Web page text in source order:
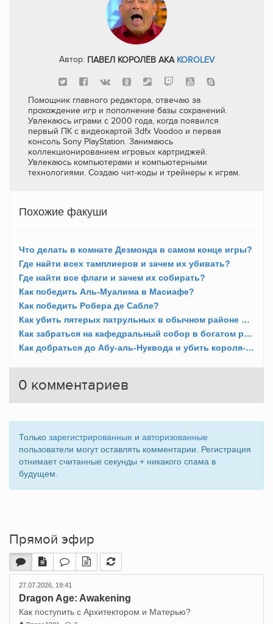
Автор: ПАВЕЛ КОРОЛЁВ AKA KOROLEV
Помощник главного редактора, отвечаю за
прохождение игр и пополнение базы сохранений.
Увлекаюсь играми с 2000 года, когда появился
первый ПК с видеокартой 3dfx Voodoo и первая
консоль Sony PlayStation. Занимаюсь
коллекционированием игровых картриджей.
Увлекаюсь компьютерами и компьютерными
технологиями. Создаю чит-коды и трейнеры к играм.
Похожие факуши
Что делать в комнате Дезмонда в самом конце игры?
Где найти всех тамплиеров и зачем их убивать?
Где найти все флаги и зачем их собирать?
Как победить Аль-Муалима в Масиафе?
Как победить Робера де Сабле?
Как убить пятерых патрульных в обычном районе Дамаска?
Как забраться на кафедральный собор в богатом районе Акры?
Как добраться до Абу-аль-Нуквода и убить короля-купца Дамаска?
0 комментариев
Только зарегистрированные и авторизованные
пользователи могут оставлять комментарии. Регистрация
отнимает считанные секунды + никакого спама в
будущем.
Прямой эфир
27.07.2026, 19:41
Dragon Age: Awakening
Как поступить с Архитектором и Матерью?